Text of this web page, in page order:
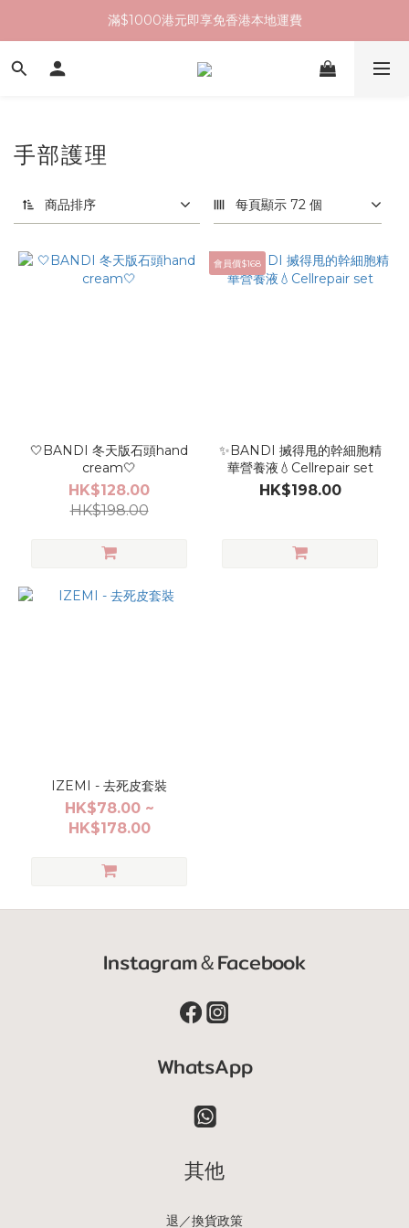
滿$1000港元即享免香港本地運費
手部護理
商品排序 每頁顯示 72 個
🤍BANDI 冬天版石頭hand
cream🤍
HK$128.00
HK$198.00
會員價$168
✨BANDI 搣得甩的幹細胞精
華營養液💧Cellrepair set
HK$198.00
IZEMI - 去死皮套裝
HK$78.00 ~
HK$178.00
Instagram＆Facebook
WhatsApp
其他
退／換貨政策